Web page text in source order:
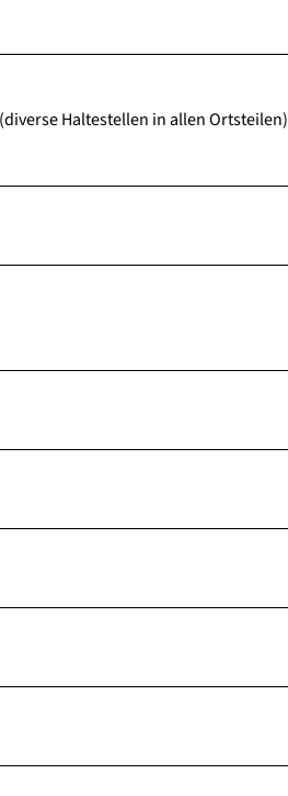
Haltestellen in allen Ortsteilen)